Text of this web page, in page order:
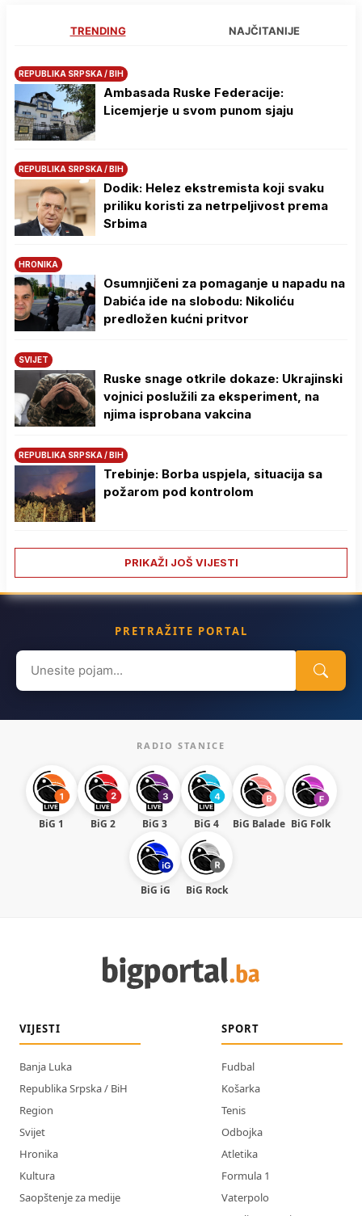
TRENDING NAJČITANIJE
REPUBLIKA SRPSKA / BIH
Ambasada Ruske Federacije:
Licemjerje u svom punom sjaju
REPUBLIKA SRPSKA / BIH
Dodik: Helez ekstremista koji svaku
priliku koristi za netrpeljivost prema
Srbima
HRONIKA
Osumnjičeni za pomaganje u napadu na
Dabića ide na slobodu: Nikoliću
predložen kućni pritvor
SVIJET
Ruske snage otkrile dokaze: Ukrajinski
vojnici poslužili za eksperiment, na
njima isprobana vakcina
REPUBLIKA SRPSKA / BIH
Trebinje: Borba uspjela, situacija sa
požarom pod kontrolom
PRIKAŽI JOŠ VIJESTI
PRETRAŽITE PORTAL
Search
for:
RADIO STANICE
BiG 1 BiG 2 BiG 3 BiG 4 BiG Balade BiG Folk
BiG iG BiG Rock
VIJESTI
Banja Luka
Republika Srpska / BiH
Region
Svijet
Hronika
Kultura
Saopštenje za medije
SPORT
Fudbal
Košarka
Tenis
Odbojka
Atletika
Formula 1
Vaterpolo